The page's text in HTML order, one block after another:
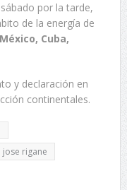
por la tarde,
de la energía de
Cuba,
y declaración en
continentales.
jose rigane